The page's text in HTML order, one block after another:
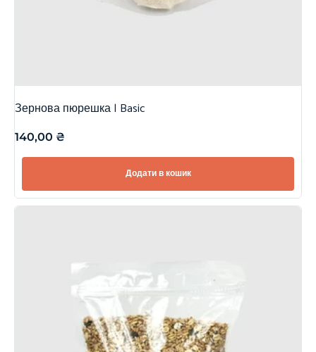
Зернова пюрешка | Basic
140,00 ₴
Додати в кошик